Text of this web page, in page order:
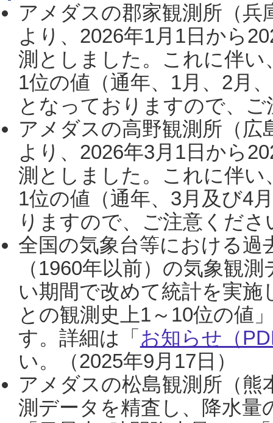
アメダスの郡家観測所（
より、2026年1月1日から
測としました。これに伴い
1位の値（通年、1月、2月
となっておりますので、
アメダスの高野観測所（
より、2026年3月1日から
測としました。これに伴い
1位の値（通年、3月及び4
りますので、ご注意くだ
全国の気象台等における過
（1960年以前）の気象観
い期間で改めて統計を実
との観測史上1～10位の値
す。詳細は「 お知らせ（
い。（2025年9月17日）
アメダスの松島観測所（熊
測データを精査し、降水